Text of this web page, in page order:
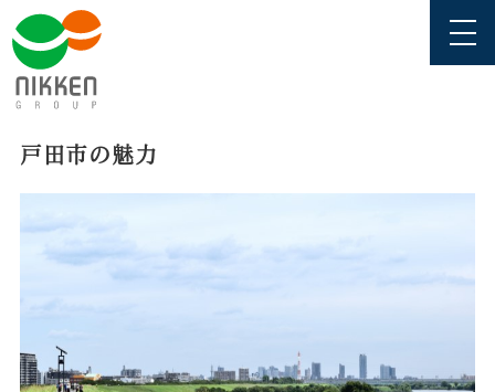
戸田市の魅力